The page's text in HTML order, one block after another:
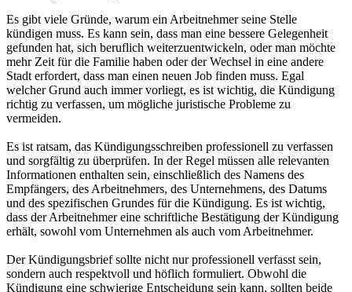
Es gibt viele Gründe, warum ein Arbeitnehmer seine Stelle
kündigen muss. Es kann sein, dass man eine bessere Gelegenheit
gefunden hat, sich beruflich weiterzuentwickeln, oder man möchte
mehr Zeit für die Familie haben oder der Wechsel in eine andere
Stadt erfordert, dass man einen neuen Job finden muss. Egal
welcher Grund auch immer vorliegt, es ist wichtig, die Kündigung
richtig zu verfassen, um mögliche juristische Probleme zu
vermeiden.
Es ist ratsam, das Kündigungsschreiben professionell zu verfassen
und sorgfältig zu überprüfen. In der Regel müssen alle relevanten
Informationen enthalten sein, einschließlich des Namens des
Empfängers, des Arbeitnehmers, des Unternehmens, des Datums
und des spezifischen Grundes für die Kündigung. Es ist wichtig,
dass der Arbeitnehmer eine schriftliche Bestätigung der Kündigung
erhält, sowohl vom Unternehmen als auch vom Arbeitnehmer.
Der Kündigungsbrief sollte nicht nur professionell verfasst sein,
sondern auch respektvoll und höflich formuliert. Obwohl die
Kündigung eine schwierige Entscheidung sein kann, sollten beide